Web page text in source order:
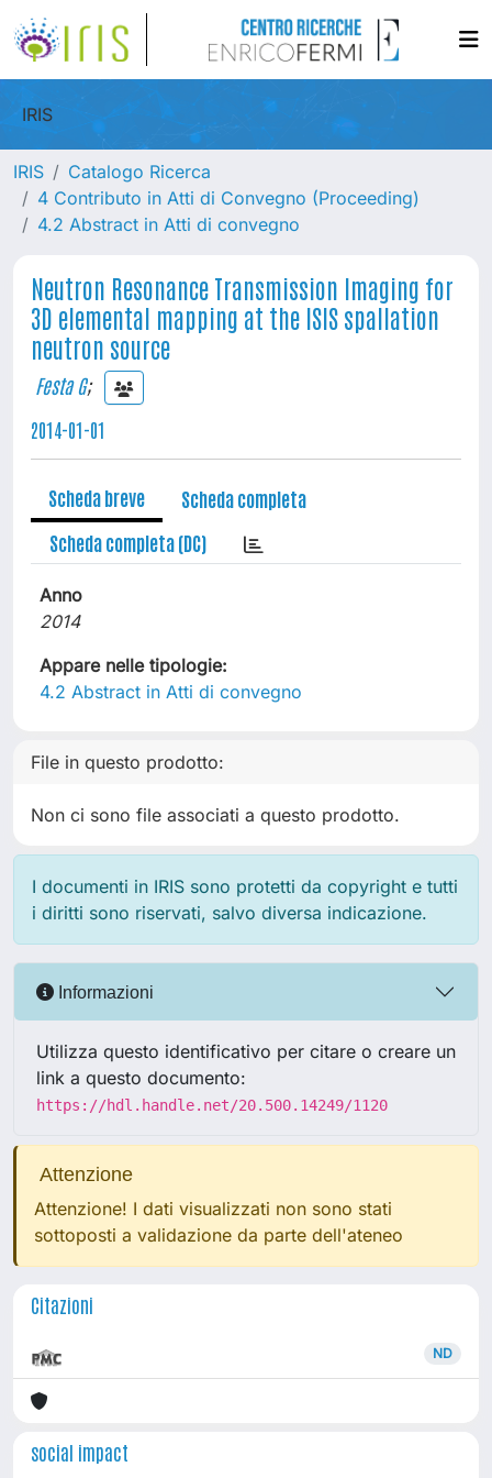
IRIS
IRIS
Catalogo Ricerca
4 Contributo in Atti di Convegno (Proceeding)
4.2 Abstract in Atti di convegno
Neutron Resonance Transmission Imaging for
3D elemental mapping at the ISIS spallation
neutron source
Festa G;
2014-01-01
Scheda breve
Scheda completa
Scheda completa (DC)
Anno
2014
Appare nelle tipologie:
4.2 Abstract in Atti di convegno
File in questo prodotto:
Non ci sono file associati a questo prodotto.
I documenti in IRIS sono protetti da copyright e tutti
i diritti sono riservati, salvo diversa indicazione.
Informazioni
Utilizza questo identificativo per citare o creare un
link a questo documento:
https://hdl.handle.net/20.500.14249/1120
Attenzione
Attenzione! I dati visualizzati non sono stati
sottoposti a validazione da parte dell'ateneo
Citazioni
ND
social impact